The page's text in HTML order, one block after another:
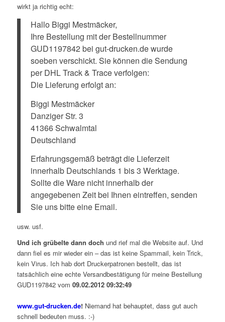
wirkt ja richtig echt:
Hallo Biggi Mestmäcker,
Ihre Bestellung mit der Bestellnummer
GUD1197842 bei gut-drucken.de wurde
soeben verschickt. Sie können die Sendung
per DHL Track & Trace verfolgen:
Die Lieferung erfolgt an:
Biggi Mestmäcker
Danziger Str. 3
41366 Schwalmtal
Deutschland
Erfahrungsgemäß beträgt die Lieferzeit
innerhalb Deutschlands 1 bis 3 Werktage.
Sollte die Ware nicht innerhalb der
angegebenen Zeit bei Ihnen eintreffen, senden
Sie uns bitte eine Email.
usw. usf.
Und ich grübelte dann doch und rief mal die Website auf. Und
dann fiel es mir wieder ein – das ist keine Spammail, kein Trick,
kein Virus. Ich hab dort Druckerpatronen bestellt, das ist
tatsächlich eine echte Versandbestätigung für meine Bestellung
GUD1197842 vom 09.02.2012 09:32:49
www.gut-drucken.de!Niemand hat behauptet, dass gut auch
schnell bedeuten muss. :-)